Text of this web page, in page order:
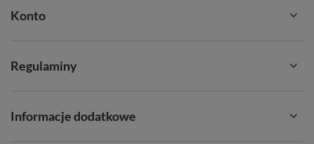
Konto
Regulaminy
Informacje dodatkowe